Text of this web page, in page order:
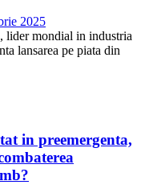
2025
mondial in industria
lansarea pe piata din
in preemergenta,